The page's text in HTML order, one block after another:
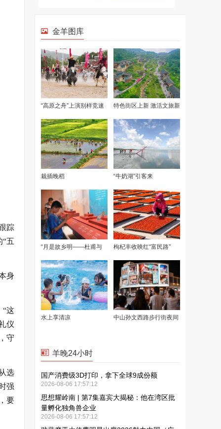
踪
“五
身
“这
仪
守
选
强
要